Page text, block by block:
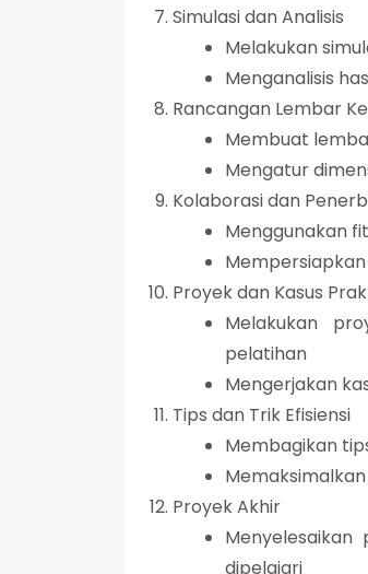
Simulasi dan Analisis
Melakukan
Menganalisis
Rancangan Lembar
Membuat
Mengatur
Kolaborasi dan
Menggunakan
Proyek dan Kasus
Melakukan
pelatihan
Mengerjakan
Tips dan Trik Efisiensi
Membagikan
Proyek Akhir
dipelajari